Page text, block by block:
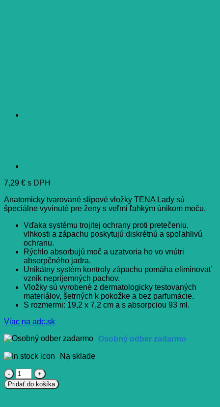
7,29 € s DPH
Anatomicky tvarované slipové vložky TENA Lady sú
špeciálne vyvinuté pre ženy s veľmi ľahkým únikom moču.
Vďaka systému trojitej ochrany proti pretečeniu,
vlhkosti a zápachu poskytujú diskrétnú a spoľahlivú
ochranu.
Rýchlo absorbujú moč a uzatvoria ho vo vnútri
absorpčného jadra.
Unikátny systém kontroly zápachu pomáha eliminovať
vznik nepríjemných pachov.
Vložky sú vyrobené z dermatologicky testovaných
materiálov, šetrných k pokožke a bez parfumácie.
S rozmermi: 19,2 x 7,2 cm a s absorpciou 93 ml.
Viac na adc.sk
Osobný odber zadarmo
Na sklade
množstvo
TENA
Lady
Pridať do košíka